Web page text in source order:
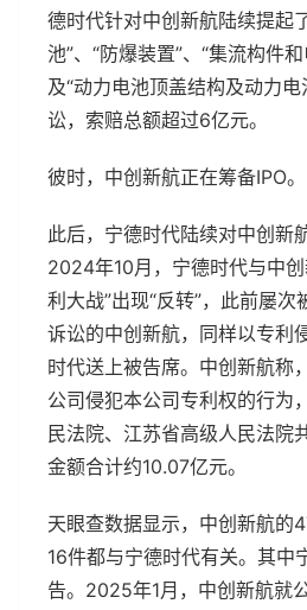
德时代针对中创新航陆续提起
池”、“防爆装置”、“集流构件
及“动力电池顶盖结构及动力
讼，索赔总额超过6亿元。
彼时，中创新航正在筹备IPO。
此后，宁德时代陆续对中创新
2024年10月，宁德时代与中
利大战”出现“反转”，此前屡次
诉讼的中创新航，同样以专利
时代送上被告席。中创新航称
公司侵犯本公司专利权的行为
民法院、江苏省高级人民法院
金额合计约10.07亿元。
天眼查数据显示，中创新航的
16件都与宁德时代有关。其中
告。2025年1月，中创新航就